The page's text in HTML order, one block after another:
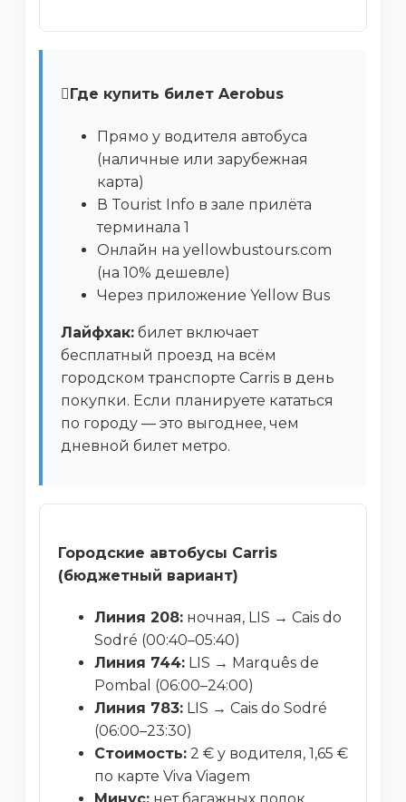
Где купить билет Aerobus
Прямо у водителя автобуса
(наличные или зарубежная
карта)
В Tourist Info в зале прилёта
терминала 1
Онлайн на yellowbustours.com
(на 10% дешевле)
Через приложение Yellow Bus
Лайфхак: билет включает
бесплатный проезд на всём
городском транспорте Carris в день
покупки. Если планируете кататься
по городу — это выгоднее, чем
дневной билет метро.
Городские автобусы Carris
(бюджетный вариант)
Линия 208: ночная, LIS → Cais do
Sodré (00:40–05:40)
Линия 744: LIS → Marquês de
Pombal (06:00–24:00)
Линия 783: LIS → Cais do Sodré
(06:00–23:30)
Стоимость: 2 € у водителя, 1,65 €
по карте Viva Viagem